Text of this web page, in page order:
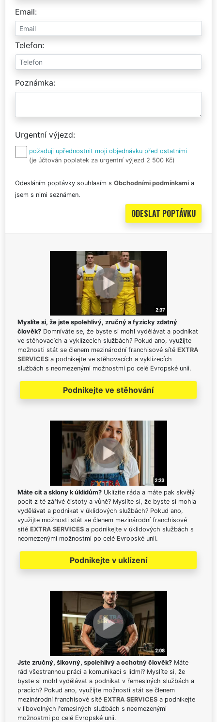
Email
Telefon
Poznámka
Urgentní výjezd
požaduji upřednostnit moji objednávku před ostatními
(je účtován poplatek za urgentní výjezd 2 500 Kč)
Odesláním poptávky souhlasím s Obchodními podmínkami a
jsem s nimi seznámen.
Myslíte si, že jste spolehlivý, zručný a fyzicky zdatný
člověk? Domníváte se, že byste si mohl vydělávat a podnikat
ve stěhovacích a vyklízecích službách? Pokud ano, využijte
možnosti stát se členem mezinárodní franchisové sítě EXTRA
SERVICES a podnikejte ve stěhovacích a vyklízecích
službách s neomezenými možnostmi po celé Evropské unii.
Podnikejte ve stěhování
Máte cit a sklony k úklidům? Uklízíte ráda a máte pak skvělý
pocit z té zářivé čistoty a vůně? Myslíte si, že byste si mohla
vydělávat a podnikat v úklidových službách? Pokud ano,
využijte možnosti stát se členem mezinárodní franchisové
sítě EXTRA SERVICES a podnikejte v úklidových službách s
neomezenými možnostmi po celé Evropské unii.
Podnikejte v uklízení
Jste zručný, šikovný, spolehlivý a ochotný člověk? Máte
rád všestrannou práci a komunikaci s lidmi? Myslíte si, že
byste si mohl vydělávat a podnikat v řemeslných službách a
pracích? Pokud ano, využijte možnosti stát se členem
mezinárodní franchisové sítě EXTRA SERVICES a podnikejte
v libovolných řemeslných službách s neomezenými
možnostmi po celé Evropské unii.